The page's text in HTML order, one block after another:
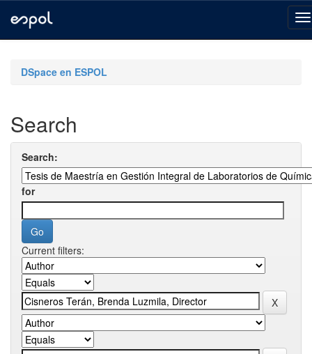
navigationDSpace en ESPOL
Search
Search:
for
Current filters: